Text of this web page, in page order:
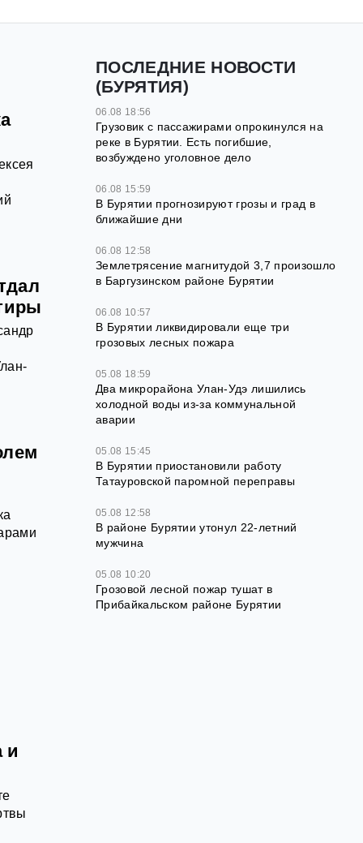
и
ПОСЛЕДНИЕ НОВОСТИ
(БУРЯТИЯ)
06.08 18:56
Грузовик с пассажирами опрокинулся на
реке в Бурятии. Есть погибшие,
возбуждено уголовное дело
06.08 15:59
В Бурятии прогнозируют грозы и град в
ближайшие дни
06.08 12:58
Землетрясение магнитудой 3,7 произошло
в Баргузинском районе Бурятии
06.08 10:57
В Бурятии ликвидировали еще три
грозовых лесных пожара
05.08 18:59
Два микрорайона Улан-Удэ лишились
холодной воды из-за коммунальной
аварии
05.08 15:45
В Бурятии приостановили работу
Татауровской паромной переправы
05.08 12:58
В районе Бурятии утонул 22-летний
мужчина
05.08 10:20
Грозовой лесной пожар тушат в
Прибайкальском районе Бурятии